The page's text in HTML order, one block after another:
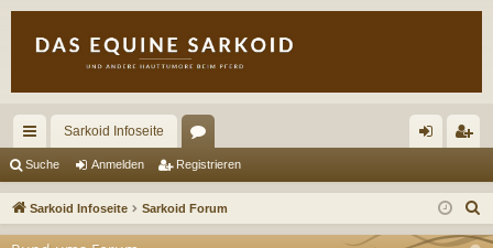
ch
ne
Sarkoid Infoseite
or
en m ist
Suche Anmelden Registrieren
Sarkoid Infoseite Sarkoid Forum